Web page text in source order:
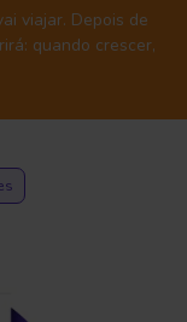
viajar. Depois de
quando crescer,